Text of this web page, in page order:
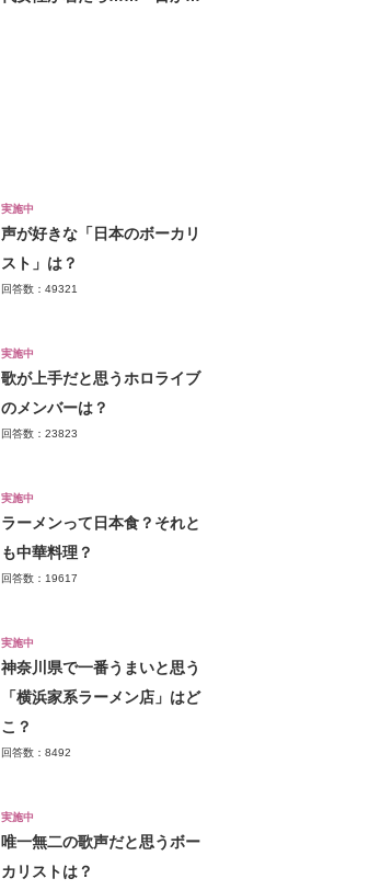
実施中
声が好きな「日本のボーカリ
スト」は？
回答数：49321
実施中
歌が上手だと思うホロライブ
のメンバーは？
回答数：23823
実施中
ラーメンって日本食？それと
も中華料理？
回答数：19617
実施中
神奈川県で一番うまいと思う
「横浜家系ラーメン店」はど
こ？
回答数：8492
実施中
唯一無二の歌声だと思うボー
カリストは？